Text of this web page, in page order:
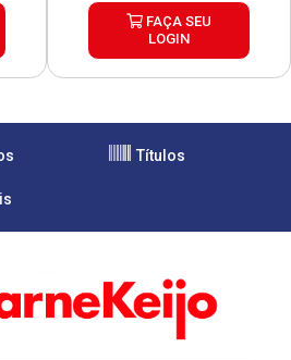
FAÇA SEU
LOGIN
Títulos